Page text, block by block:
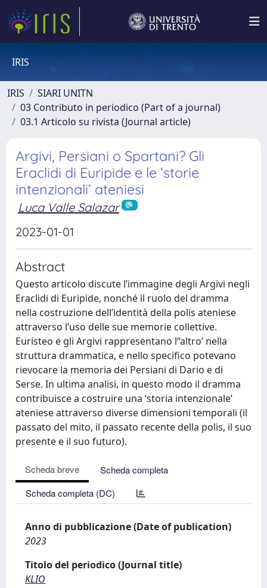
IRIS
IRIS
SIARI UNITN
03 Contributo in periodico (Part of a journal)
03.1 Articolo su rivista (Journal article)
Argivi, Persiani o Spartani? Gli
Eraclidi di Euripide e le ‘storie
intenzionali’ ateniesi
Luca Valle Salazar
2023-01-01
Abstract
Questo articolo discute l’immagine degli Argivi negli
Eraclidi di Euripide, nonché il ruolo del dramma
nella costruzione dell’identità della polis ateniese
attraverso l’uso delle sue memorie collettive.
Euristeo e gli Argivi rappresentano l’‘altro’ nella
struttura drammatica, e nello specifico potevano
rievocare la memoria dei Persiani di Dario e di
Serse. In ultima analisi, in questo modo il dramma
contribuisce a costruire una ‘storia intenzionale’
ateniese attraverso diverse dimensioni temporali (il
passato del mito, il passato recente della polis, il suo
presente e il suo futuro).
Scheda breve
Scheda completa
Scheda completa (DC)
Anno di pubblicazione (Date of publication)
2023
Titolo del periodico (Journal title)
KLIO